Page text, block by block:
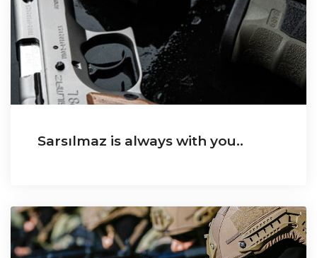
Sarsılmaz is always with you..